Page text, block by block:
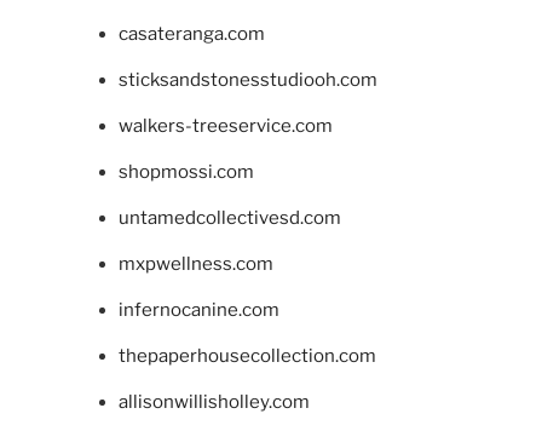
casateranga.com
sticksandstonesstudiooh.com
walkers-treeservice.com
shopmossi.com
untamedcollectivesd.com
mxpwellness.com
infernocanine.com
thepaperhousecollection.com
allisonwillisholley.com